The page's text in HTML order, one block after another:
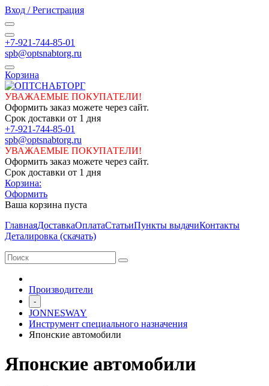
Вход / Регистрация
+7-921-744-85-01
spb@optsnabtorg.ru
Корзина
УВАЖАЕМЫЕ ПОКУПАТЕЛИ!
Оформить заказ можете через сайт.
Срок доставки от 1 дня
+7-921-744-85-01
spb@optsnabtorg.ru
УВАЖАЕМЫЕ ПОКУПАТЕЛИ!
Оформить заказ можете через сайт.
Срок доставки от 1 дня
Корзина:
Оформить
Ваша корзина пуста
ГлавнаяДоставкаОплатаСтатьиПункты выдачиКонтакты
Деталировка (скачать)
Производители
-
JONNESWAY
Инструмент специального назначения
Японские автомобили
Японские автомобили